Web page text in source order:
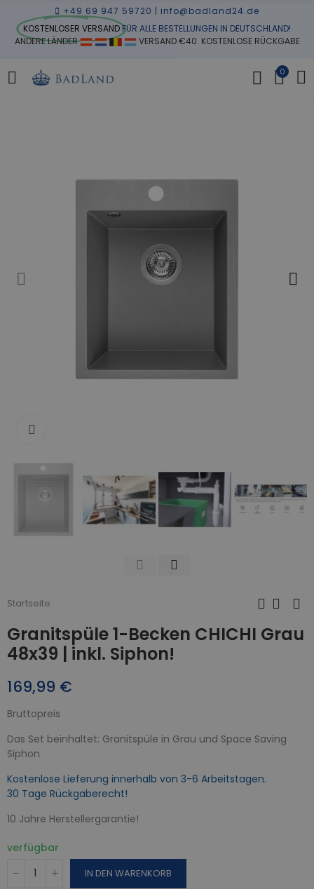
+49 69 947 59720 | info@badland24.de
KOSTENLOSER VERSANDFÜR ALLE BESTELLUNGEN IN DEUTSCHLAND!
ANDERE LÄNDER
VERSAND €40. KOSTENLOSE RÜCKGABE
0
Startseite
Granitspüle 1-Becken CHICHI Grau
48x39 | inkl. Siphon!
169,99 €
Bruttopreis
Das Set beinhaltet: Granitspüle in Grau und Space Saving
Siphon
Kostenlose Lieferung innerhalb von 3-6 Arbeitstagen.
30 Tage Rückgaberecht!
10 Jahre Herstellergarantie!
verfügbar
IN DEN WARENKORB